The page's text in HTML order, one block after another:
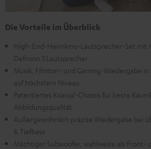
Die Vorteile im Überblick
High-End-Heimkino-Lautsprecher-Set mit
Definion 3 Lautsprecher
Musik, Filmton- und Gaming-Wiedergabe
auf höchstem Niveau
Patentiertes Koaxial-Chassis für beste
Abbildungsqualität
Außergewöhnlich präzise Wiedergabe bei
& Tiefbass
Mächtiger Subwoofer, wahlweise als Front-